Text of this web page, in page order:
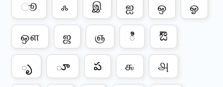
ூ ஃ இ ஐ ஒ ஓ
ஔ ஜ ஞ ి ಔ
ృ ూ ప ௯ ௮